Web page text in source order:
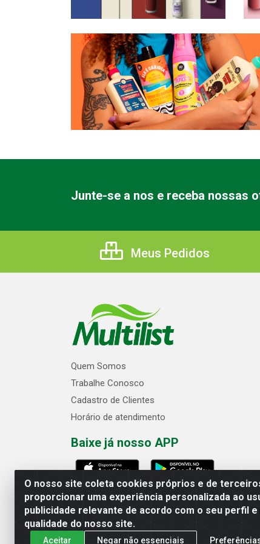
O nosso site coleta cookies próprios e de
proporcionar uma experiência personalizada ao
publicidade relevante de acordo com o seu perfil
qualidade do nosso site.
Aceitar Negar não essenciais
Junte-se a nos e receba nossas
Meus Pedidos
Quem Somos
Trabalhe Conosco
Cadastro de Clientes
Horário de atendimento
Baixe já nosso APP
Multilist Distribuidora de